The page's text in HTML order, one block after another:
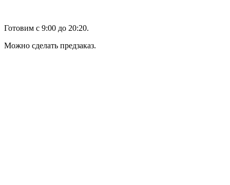
Готовим с 9:00 до 20:20.
Можно сделать предзаказ.